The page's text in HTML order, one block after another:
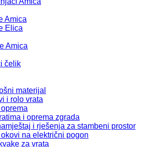
Amica
Elica
Amica
čelik
materijal
i rolo vrata
i oprema zgrada
i rješenja za stambeni prostor
na električni pogon
za vrata